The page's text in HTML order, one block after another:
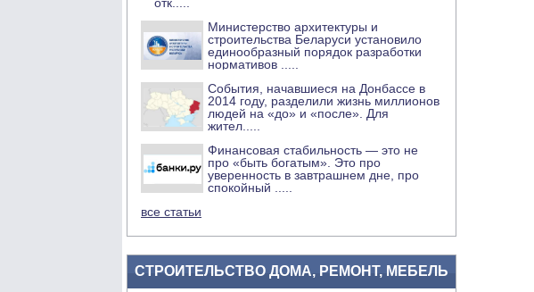
Министерство архитектуры и
строительства Беларуси установило
единообразный порядок разработки
нормативов
События, начавшиеся на Донбассе в
2014 году, разделили жизнь миллионов
людей на «до» и «после». Для
жител
Финансовая стабильность — это не
про «быть богатым». Это про
уверенность в завтрашнем дне, про
спокойный
все статьи
СТРОИТЕЛЬСТВО ДОМА, РЕМОНТ, МЕБЕЛЬ